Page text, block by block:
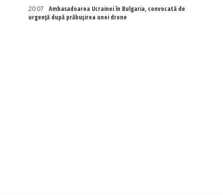
20:07
Ambasadoarea Ucrainei în Bulgaria, convocată de
urgență după prăbușirea unei drone